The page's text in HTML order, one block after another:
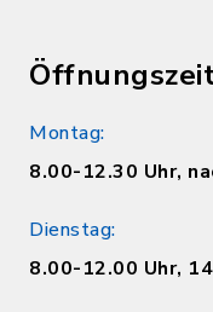
Montag:
8.00-12.30 Uhr,
Dienstag:
8.00-12.00 Uhr,